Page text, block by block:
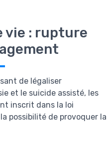
vie : rupture
de légaliser
et le suicide assisté, les
inscrit dans la loi
possibilité de provoquer la